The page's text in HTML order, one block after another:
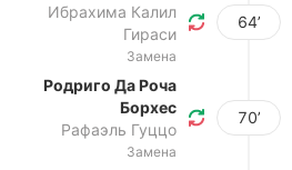
Ибрахима Калил
Гираси
Замена
64’
Родриго Да Роча
Борхес
Рафаэль Гуццо
Замена
70’